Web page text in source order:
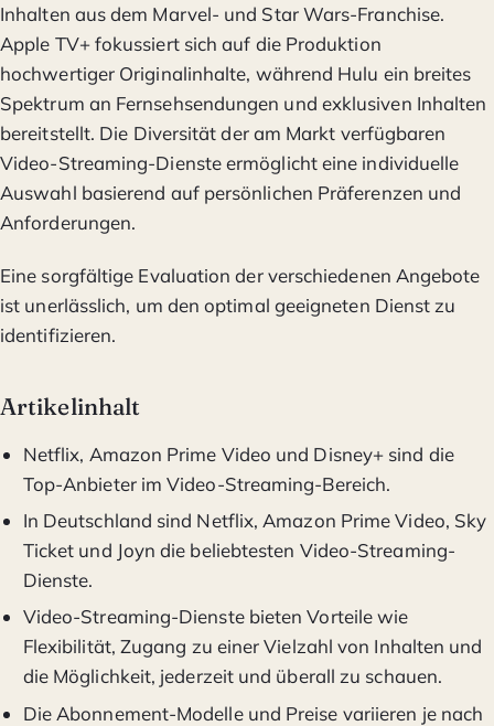
Inhalten aus dem Marvel- und Star Wars-Franchise.
Apple TV+ fokussiert sich auf die Produktion
hochwertiger Originalinhalte, während Hulu ein breites
Spektrum an Fernsehsendungen und exklusiven Inhalten
bereitstellt. Die Diversität der am Markt verfügbaren
Video-Streaming-Dienste ermöglicht eine individuelle
Auswahl basierend auf persönlichen Präferenzen und
Anforderungen.
Eine sorgfältige Evaluation der verschiedenen Angebote
ist unerlässlich, um den optimal geeigneten Dienst zu
identifizieren.
Artikelinhalt
Netflix, Amazon Prime Video und Disney+ sind die
Top-Anbieter im Video-Streaming-Bereich.
In Deutschland sind Netflix, Amazon Prime Video, Sky
Ticket und Joyn die beliebtesten Video-Streaming-
Dienste.
Video-Streaming-Dienste bieten Vorteile wie
Flexibilität, Zugang zu einer Vielzahl von Inhalten und
die Möglichkeit, jederzeit und überall zu schauen.
Die Abonnement-Modelle und Preise variieren je nach